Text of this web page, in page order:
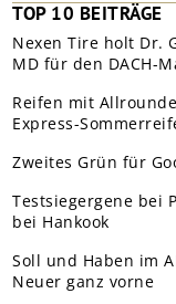
TOP 10 BEITRÄGE
Nexen Tire holt Dr.
MD für den DACH-
Reifen mit
Express-
Zweites Grün für
Testsiegergene bei
bei Hankook
Soll und Haben im
Neuer ganz vorne